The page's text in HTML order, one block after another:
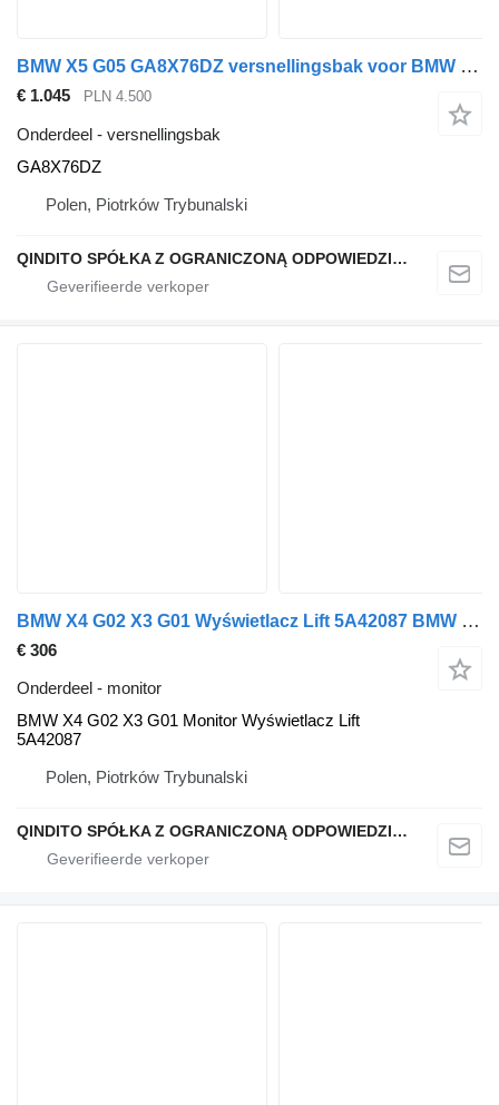
BMW X5 G05 GA8X76DZ versnellingsbak voor BMW X5 G05 auto
€ 1.045 PLN 4.500
Onderdeel - versnellingsbak
GA8X76DZ
Polen, Piotrków Trybunalski
QINDITO SPÓŁKA Z OGRANICZONĄ ODPOWIEDZIALNOŚCIĄ
BMW X4 G02 X3 G01 Wyświetlacz Lift 5A42087 BMW monitor voor BMW X4 G02 X3 G01 auto
€ 306
Onderdeel - monitor
BMW X4 G02 X3 G01 Monitor Wyświetlacz Lift
5A42087
Polen, Piotrków Trybunalski
QINDITO SPÓŁKA Z OGRANICZONĄ ODPOWIEDZIALNOŚCIĄ